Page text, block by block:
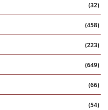
(32)
(458)
(223)
(649)
(66)
(54)